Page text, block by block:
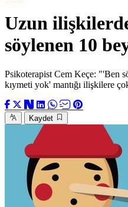
Uzun
söylenen 10
Psikoterapist Cem Keçe: "'Ben
kıymeti yok' mantığı ilişkilere
Kaydet